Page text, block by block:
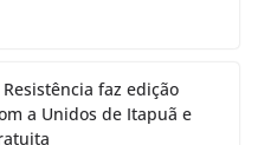
faz edição
a Unidos de Itapuã e